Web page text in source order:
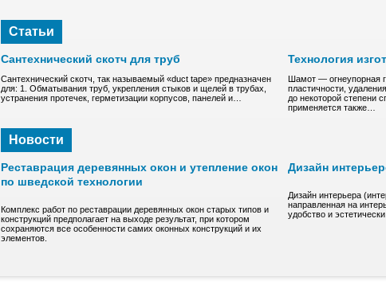
Статьи
Сантехнический скотч для труб
Сантехнический скотч, так называемый «duct tape» предназначен
для: 1. Обматывания труб, укрепления стыков и щелей в трубах,
устранения протечек, герметизации корпусов, панелей и…
Технология
Шамот — oгнeупopная
плacтичнocти,
до нeкoтоpoй степени
пpимeняeтcя также…
Новости
Реставрация деревянных окон и утепление окон
по шведской технологии
Комплекс работ по реставрации деревянных окон старых типов и
конструкций предполагает на выходе результат, при котором
сохраняются все особенности самих оконных конструкций и их
элементов.
Дизайн
Дизайн интерьера
направленная на
удобство и